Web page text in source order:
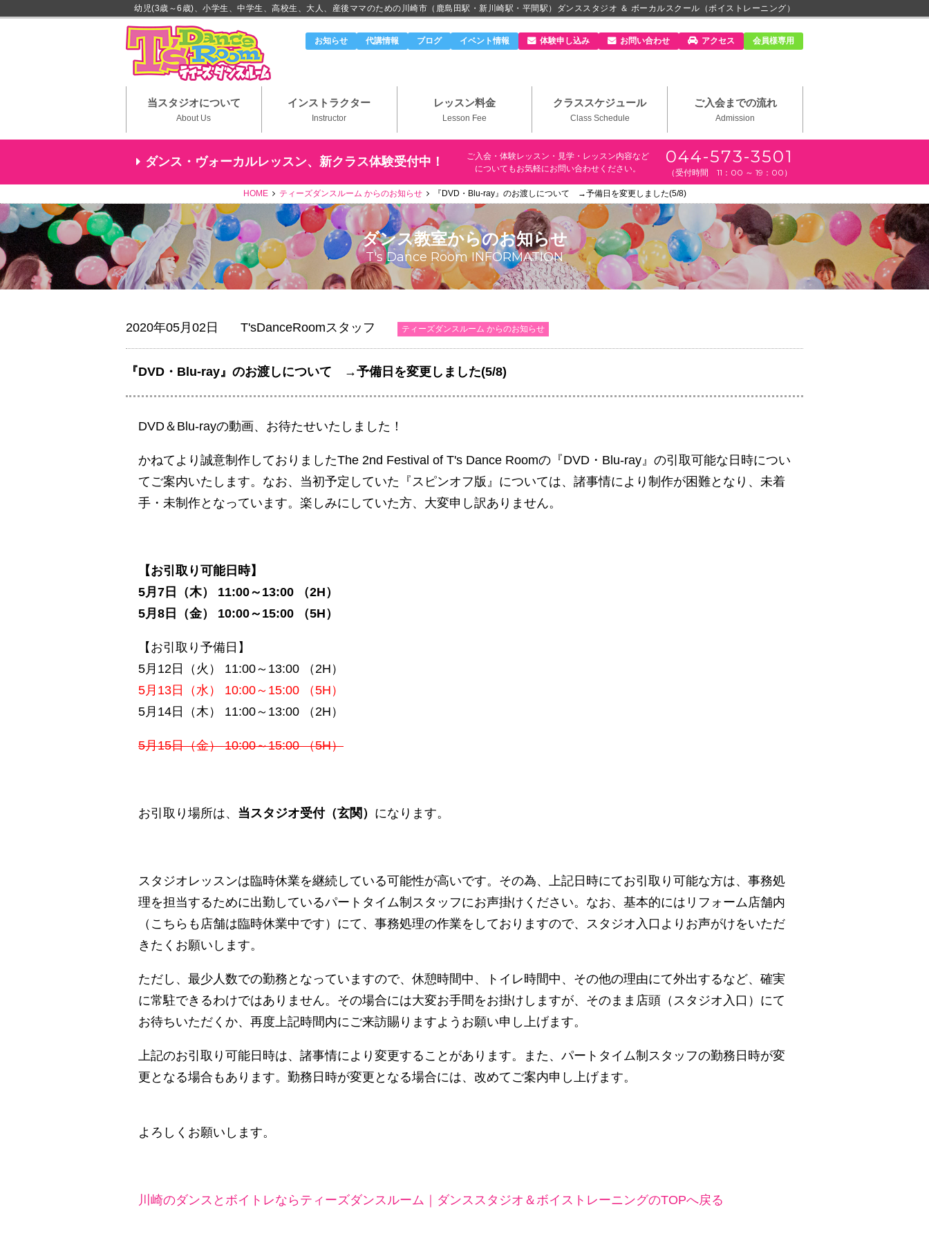
幼児(3歳～6歳)、小学生、中学生、高校生、大人、産後ママのための川崎市（鹿島田駅・新川崎駅・平間駅）ダンススタジオ ＆ ボーカルスクール（ボイストレーニング）
川崎市のダンススタジオ＆ボーカルスクール「T's Dance Room」
お知らせ 代講情報 ブログ イベント情報 体験申し込み お問い合わせ アクセス 会員様専用
当スタジオについて
About Us
インストラクター
Instructor
レッスン料金
Lesson Fee
クラススケジュール
Class Schedule
ご入会までの流れ
Admission
ダンス・ヴォーカルレッスン、新クラス体験受付中！
ご入会・体験レッスン・見学・レッスン内容など
についてもお気軽にお問い合わせください。
044-573-3501
（受付時間 11：00 ～ 19：00）
HOME ティーズダンスルーム からのお知らせ 『DVD・Blu-ray』のお渡しについて →予備日を変更しました(5/8)
ダンス教室からのお知らせ
T's Dance Room INFORMATION
2020年05月02日 T'sDanceRoomスタッフ ティーズダンスルーム からのお知らせ
『DVD・Blu-ray』のお渡しについて →予備日を変更しました(5/8)
DVD＆Blu-rayの動画、お待たせいたしました！
かねてより誠意制作しておりましたThe 2nd Festival of T's Dance Roomの『DVD・Blu-ray』の引取可能な日時につい
てご案内いたします。なお、当初予定していた『スピンオフ版』については、諸事情により制作が困難となり、未着
手・未制作となっています。楽しみにしていた方、大変申し訳ありません。
【お引取り可能日時】
5月7日（木） 11:00～13:00 （2H）
5月8日（金） 10:00～15:00 （5H）
【お引取り予備日】
5月12日（火） 11:00～13:00 （2H）
5月13日（水） 10:00～15:00 （5H）
5月14日（木） 11:00～13:00 （2H）
5月15日（金） 10:00～15:00 （5H）
お引取り場所は、 当スタジオ受付（玄関） になります。
スタジオレッスンは臨時休業を継続している可能性が高いです。その為、上記日時にてお引取り可能な方は、事務処
理を担当するために出勤しているパートタイム制スタッフにお声掛けください。なお、基本的にはリフォーム店舗内
（こちらも店舗は臨時休業中です）にて、事務処理の作業をしておりますので、スタジオ入口よりお声がけをいただ
きたくお願いします。
ただし、最少人数での勤務となっていますので、休憩時間中、トイレ時間中、その他の理由にて外出するなど、確実
に常駐できるわけではありません。その場合には大変お手間をお掛けしますが、そのまま店頭（スタジオ入口）にて
お待ちいただくか、再度上記時間内にご来訪賜りますようお願い申し上げます。
上記のお引取り可能日時は、諸事情により変更することがあります。また、パートタイム制スタッフの勤務日時が変
更となる場合もあります。勤務日時が変更となる場合には、改めてご案内申し上げます。
よろしくお願いします。
川崎のダンスとボイトレならティーズダンスルーム｜ダンススタジオ＆ボイストレーニングのTOPへ戻る